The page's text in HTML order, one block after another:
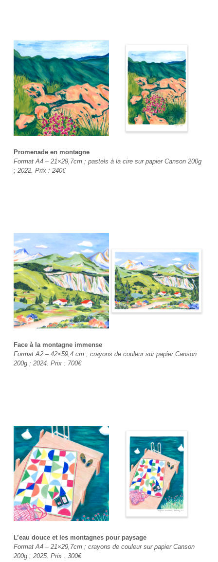
Promenade en montagne
Format A4 – 21×29,7cm ; pastels à la cire sur papier Canson 200g
; 2022. Prix : 240€
Face à la montagne immense
Format A2 – 42×59,4 cm ; crayons de couleur sur papier Canson
200g ; 2024. Prix : 700€
L’eau douce et les montagnes pour paysage
Format A4 – 21×29,7cm ; crayons de couleur sur papier Canson
200g ; 2025. Prix : 300€